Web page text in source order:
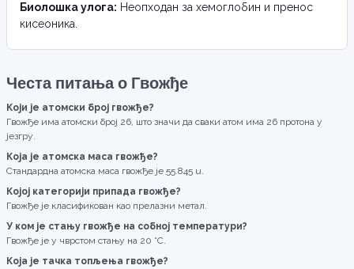
Биолошка улога: Неопходан за хемоглобин и пренос
кисеоника.
Честа питања о Гвожђе
Који је атомски број гвожђе?
Гвожђе има атомски број 26, што значи да сваки атом има 26 протона у
језгру.
Која је атомска маса гвожђе?
Стандардна атомска маса гвожђе је 55.845 u.
Којој категорији припада гвожђе?
Гвожђе је класификован као прелазни метал.
У ком је стању гвожђе на собној температури?
Гвожђе је у чврстом стању на 20 °C.
Која је тачка топљења гвожђе?